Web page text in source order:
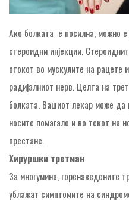
Ако болката е посилна, можно
стероидни инјекции.
отокот во мускулите на рацете
радијалниот нерв. Целта на
болката. Вашиот лекар може
носите помагало и во текот на
престане.
Хируршки третман
За многумина, горенаведените
ублажат симптомите на